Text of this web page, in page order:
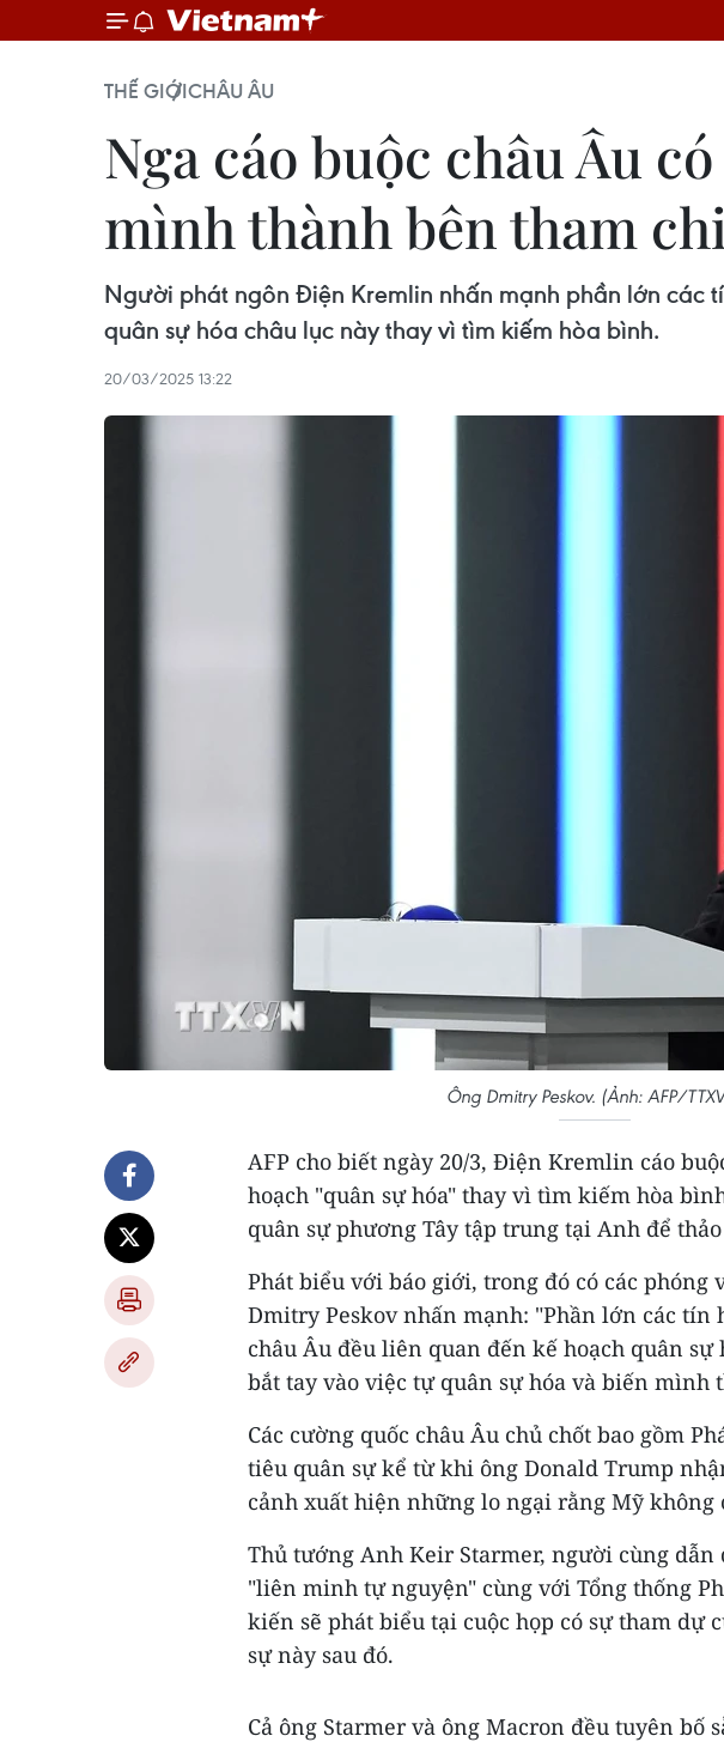
THẾ GIỚICHÂU ÂU
Nga cáo buộc châu Âu
mình thành bên tham
Người phát ngôn Điện Kremlin nhấn mạnh phần lớn các
quân sự hóa châu lục này thay vì tìm kiếm hòa bình.
20/03/2025 13:22
Ông Dmitry Peskov. (Ảnh: AFP/
AFP cho biết ngày 20/3, Điện Kremlin cáo
hoạch "quân sự hóa" thay vì tìm kiếm hòa
quân sự phương Tây tập trung tại Anh để
Phát biểu với báo giới, trong đó có các phóng
Dmitry Peskov nhấn mạnh: "Phần lớn các tín
châu Âu đều liên quan đến kế hoạch quân sự
bắt tay vào việc tự quân sự hóa và biến mình
Các cường quốc châu Âu chủ chốt bao gồm
tiêu quân sự kể từ khi ông Donald Trump
cảnh xuất hiện những lo ngại rằng Mỹ không
Thủ tướng Anh Keir Starmer, người cùng
"liên minh tự nguyện" cùng với Tổng thống
kiến sẽ phát biểu tại cuộc họp có sự tham dự
sự này sau đó.
Cả ông Starmer và ông Macron đều tuyên